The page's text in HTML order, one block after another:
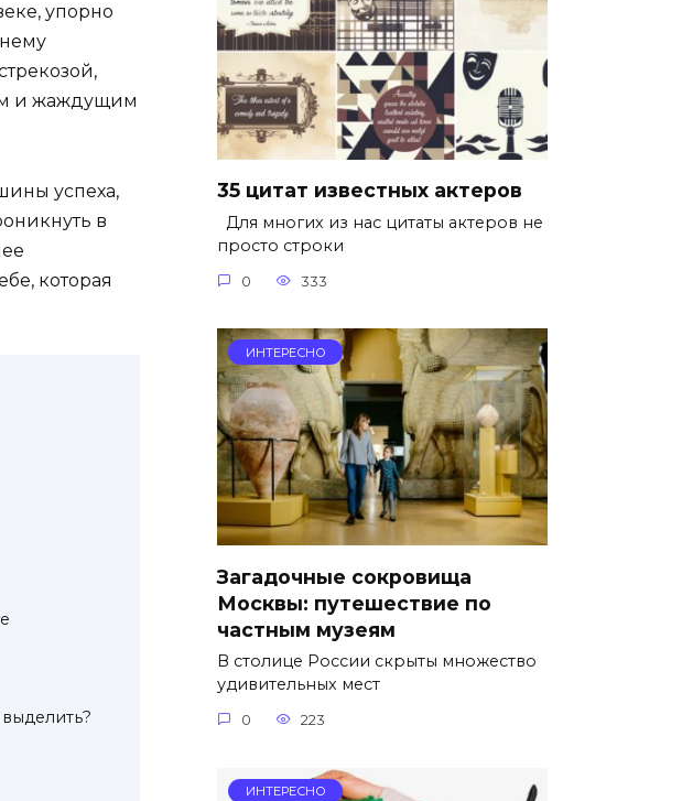
упорно
и жаждущим
успеха,
в
которая
35 цитат известных актеров
Для многих из нас цитаты актеров не
просто строки
0 333
ИНТЕРЕСНО
Загадочные сокровища
Москвы: путешествие по
частным музеям
В столице России скрыты множество
удивительных мест
0 223
ИНТЕРЕСНО